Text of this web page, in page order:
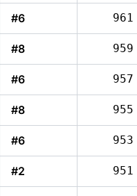
#6
#8
#6
#8
#6
#2